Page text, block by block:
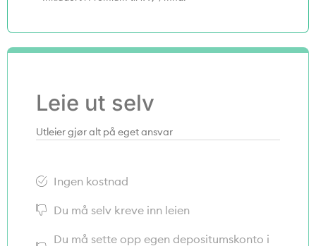
Leie ut selv
Utleier gjør alt på eget ansvar
Ingen kostnad
Du må selv kreve inn leien
Du må sette opp egen depositumskonto i